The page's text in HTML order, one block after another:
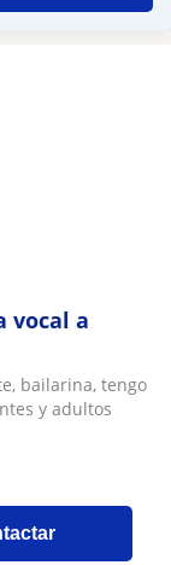
vocal a
bailarina, tengo
y adultos